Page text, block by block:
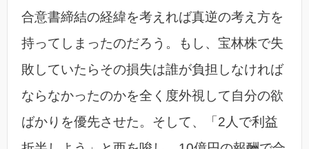
合意書締結の経緯を考えれば真逆の考え方を
持ってしまったのだろう。もし、宝林株で失
敗していたらその損失は誰が負担しなければ
ならなかったのかを全く度外視して自分の欲
ばかりを優先させた。そして、「2人で利益